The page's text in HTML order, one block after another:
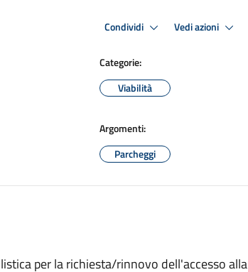
Condividi Vedi azioni
Categorie:
Viabilità
Argomenti:
Parcheggi
per la richiesta/rinnovo dell'accesso alla